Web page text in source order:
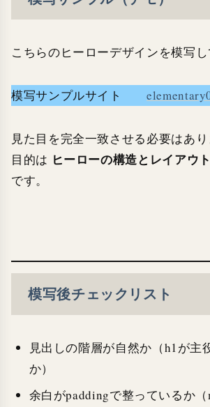
こちらのヒーローデザインを模写し
模写サンプルサイト
見た目を完全一致させる必要はあり
目的は ヒーローの構造とレイアウ
です。
模写後チェックリスト
見出しの階層が自然か（h1が主
か）
余白がpaddingで整っているか